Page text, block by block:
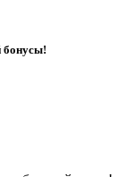
бонусы!